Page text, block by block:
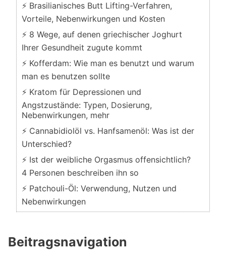
⚡ Brasilianisches Butt Lifting-Verfahren,
Vorteile, Nebenwirkungen und Kosten
⚡ 8 Wege, auf denen griechischer Joghurt
Ihrer Gesundheit zugute kommt
⚡ Kofferdam: Wie man es benutzt und warum
man es benutzen sollte
⚡ Kratom für Depressionen und
Angstzustände: Typen, Dosierung,
Nebenwirkungen, mehr
⚡ Cannabidiolöl vs. Hanfsamenöl: Was ist der
Unterschied?
⚡ Ist der weibliche Orgasmus offensichtlich?
4 Personen beschreiben ihn so
⚡ Patchouli-Öl: Verwendung, Nutzen und
Nebenwirkungen
Beitragsnavigation